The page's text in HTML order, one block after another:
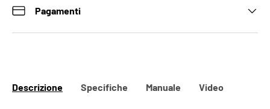
Pagamenti
Descrizione Specifiche Manuale Video